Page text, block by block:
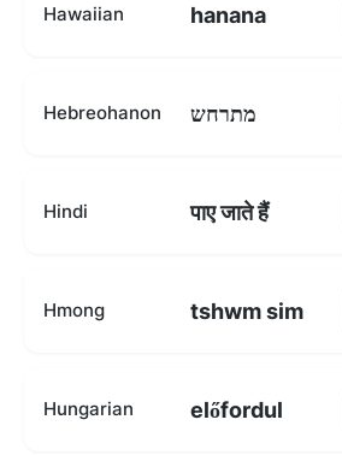
Hawaiian hanana
Hebreohanon מתרחש
Hindi पाए जाते हैं
Hmong tshwm sim
Hungarian előfordul